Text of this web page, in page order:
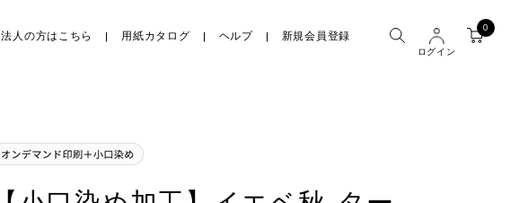
法人の方はこちら 用紙カタログ ヘルプ 新規会員登録
ログイン
0